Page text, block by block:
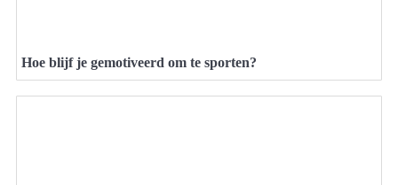
Hoe blijf je gemotiveerd om te sporten?